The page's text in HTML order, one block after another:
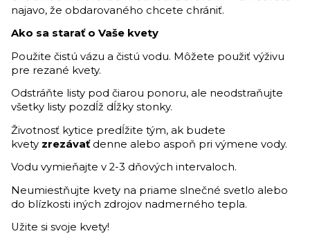
najavo, že obdarovaného chcete chrániť.
Ako sa starať o Vaše kvety
Použite čistú vázu a čistú vodu. Môžete použiť výživu
pre rezané kvety.
Odstráňte listy pod čiarou ponoru, ale neodstraňujte
všetky listy pozdĺž dĺžky stonky.
Životnosť kytice predĺžite tým, ak budete
kvety zrezávaťdenne alebo aspoň pri výmene vody.
Vodu vymieňajte v 2-3 dňových intervaloch.
Neumiestňujte kvety na priame slnečné svetlo alebo
do blízkosti iných zdrojov nadmerného tepla.
Užite si svoje kvety!